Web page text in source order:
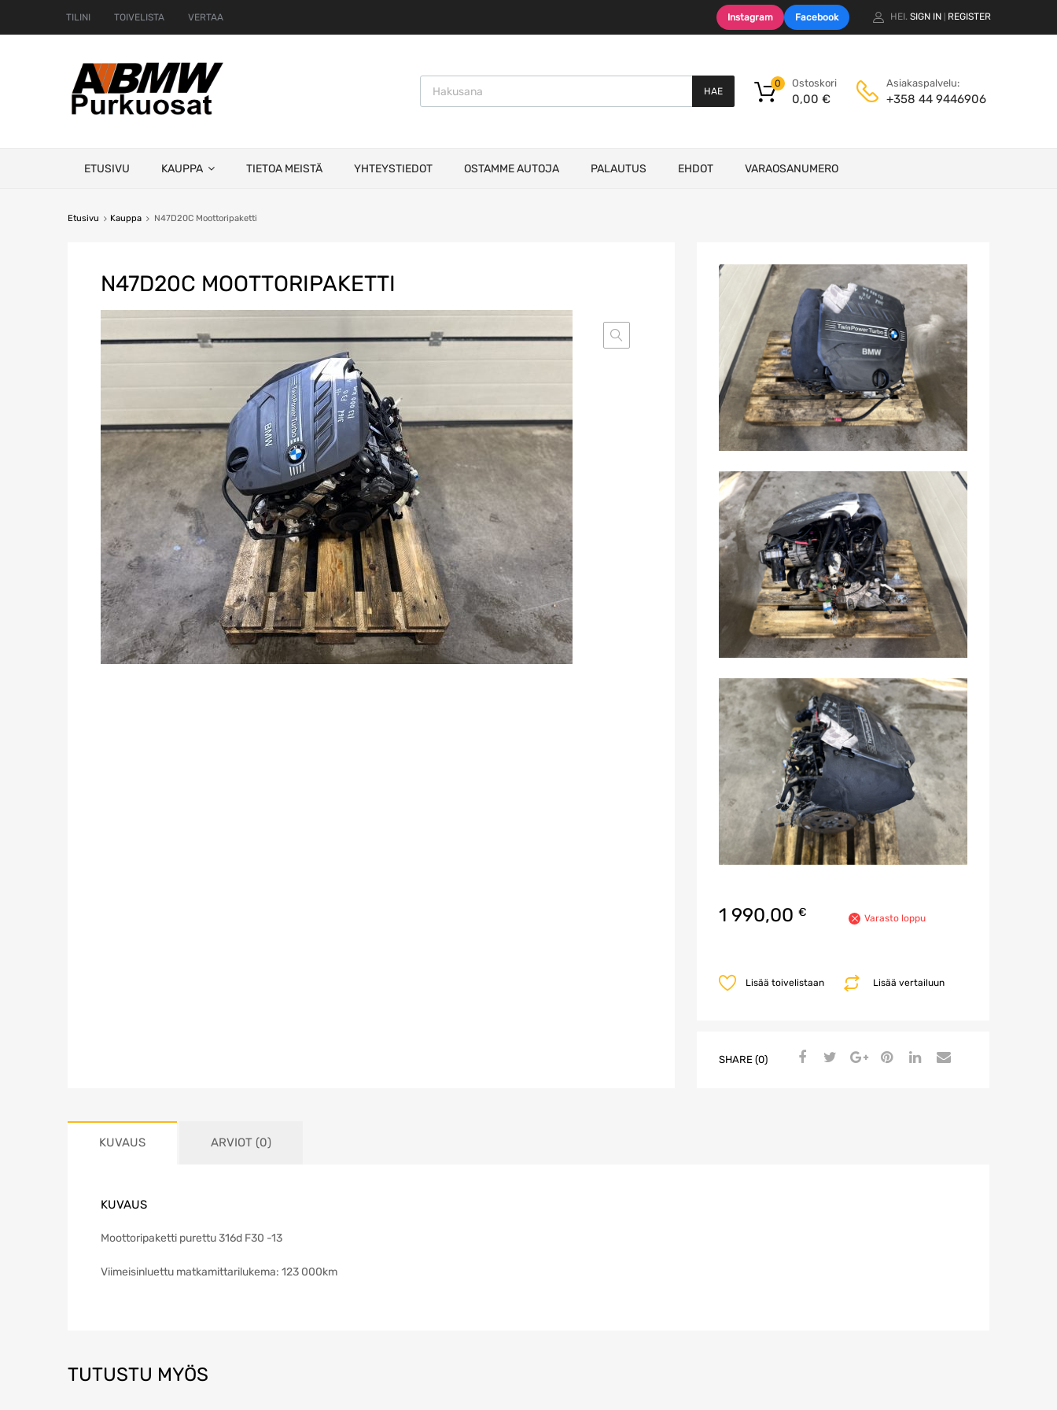
TILINI TOIVELISTA VERTAA Instagram Facebook HEI. SIGN IN REGISTER
Products search
HAE
Ostoskori
0,00 €
0 Asiakaspalvelu:
+358 44 9446906
ETUSIVU KAUPPA TIETOA MEISTÄ YHTEYSTIEDOT OSTAMME AUTOJA PALAUTUS EHDOT VARAOSANUMERO
Etusivu Kauppa N47D20C Moottoripaketti
N47D20C MOOTTORIPAKETTI
1 990,00 € Varasto loppu
Lisää vertailuun
Lisää toivelistaan
SHARE (0)
KUVAUS ARVIOT (0)
KUVAUS
Moottoripaketti purettu 316d F30 -13
Viimeisinluettu matkamittarilukema: 123 000km
TUTUSTU MYÖS